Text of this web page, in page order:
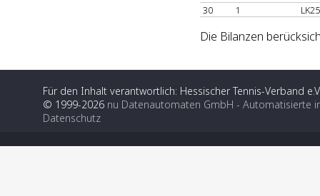
30
1
Die Bilanzen
Für den Inhalt verantwortlich: Hessischer Tennis-Verband
© 1999-2026 nu Datenautomaten GmbH - Automatisierte
Datenschutz